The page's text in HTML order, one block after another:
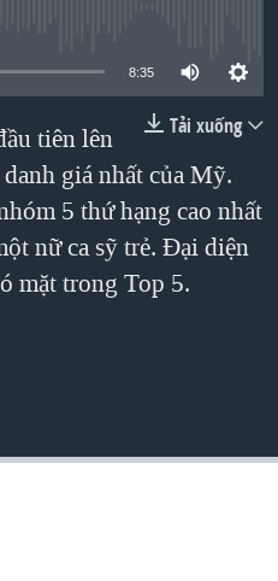
DẢI GAZA
'BÊN THẮNG CUỘC'
TẠI VIỆT NAM
8:35
Tải xuống
tiên lên
giá nhất của Mỹ.
5 thứ hạng cao nhất
nữ ca sỹ trẻ. Đại diện
mặt trong Top 5.